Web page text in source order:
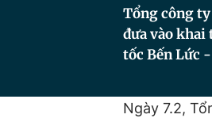
Tổng công
đưa vào khai
tốc Bến Lức
Ngày 7.2,